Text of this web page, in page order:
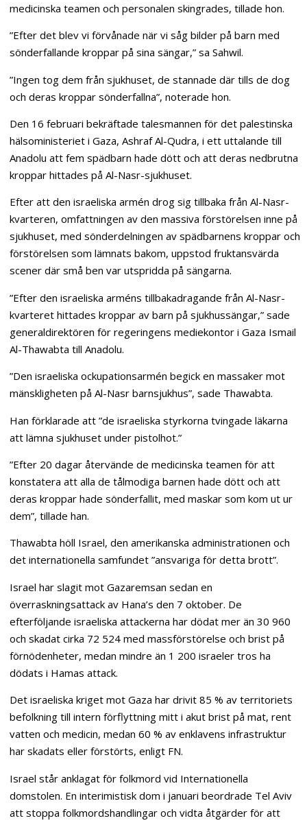
medicinska teamen och personalen skingrades, tillade hon.
”Efter det blev vi förvånade när vi såg bilder på barn med
sönderfallande kroppar på sina sängar,” sa Sahwil.
”Ingen tog dem från sjukhuset, de stannade där tills de dog
och deras kroppar sönderfallna”, noterade hon.
Den 16 februari bekräftade talesmannen för det palestinska
hälsoministeriet i Gaza, Ashraf Al-Qudra, i ett uttalande till
Anadolu att fem spädbarn hade dött och att deras nedbrutna
kroppar hittades på Al-Nasr-sjukhuset.
Efter att den israeliska armén drog sig tillbaka från Al-Nasr-
kvarteren, omfattningen av den massiva förstörelsen inne på
sjukhuset, med sönderdelningen av spädbarnens kroppar och
förstörelsen som lämnats bakom, uppstod fruktansvärda
scener där små ben var utspridda på sängarna.
”Efter den israeliska arméns tillbakadragande från Al-Nasr-
kvarteret hittades kroppar av barn på sjukhussängar,” sade
generaldirektören för regeringens mediekontor i Gaza Ismail
Al-Thawabta till Anadolu.
”Den israeliska ockupationsarmén begick en massaker mot
mänskligheten på Al-Nasr barnsjukhus”, sade Thawabta.
Han förklarade att ”de israeliska styrkorna tvingade läkarna
att lämna sjukhuset under pistolhot.”
”Efter 20 dagar återvände de medicinska teamen för att
konstatera att alla de tålmodiga barnen hade dött och att
deras kroppar hade sönderfallit, med maskar som kom ut ur
dem”, tillade han.
Thawabta höll Israel, den amerikanska administrationen och
det internationella samfundet ”ansvariga för detta brott”.
Israel har slagit mot Gazaremsan sedan en
överraskningsattack av Hana’s den 7 oktober. De
efterföljande israeliska attackerna har dödat mer än 30 960
och skadat cirka 72 524 med massförstörelse och brist på
förnödenheter, medan mindre än 1 200 israeler tros ha
dödats i Hamas attack.
Det israeliska kriget mot Gaza har drivit 85 % av territoriets
befolkning till intern förflyttning mitt i akut brist på mat, rent
vatten och medicin, medan 60 % av enklavens infrastruktur
har skadats eller förstörts, enligt FN.
Israel står anklagat för folkmord vid Internationella
domstolen. En interimistisk dom i januari beordrade Tel Aviv
att stoppa folkmordshandlingar och vidta åtgärder för att